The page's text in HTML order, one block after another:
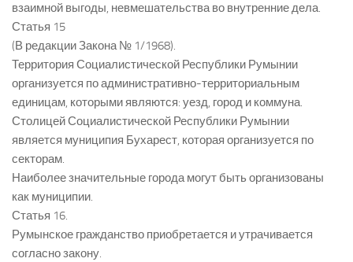
взаимной выгоды, невмешательства во внутренние дела.
Статья 15
(В редакции Закона № 1/1968).
Территория Социалистической Республики Румынии
организуется по административно-территориальным
единицам, которыми являются: уезд, город и коммуна.
Столицей Социалистической Республики Румынии
является муниципия Бухарест, которая организуется по
секторам.
Наиболее значительные города могут быть организованы
как муниципии.
Статья 16.
Румынское гражданство приобретается и утрачивается
согласно закону.